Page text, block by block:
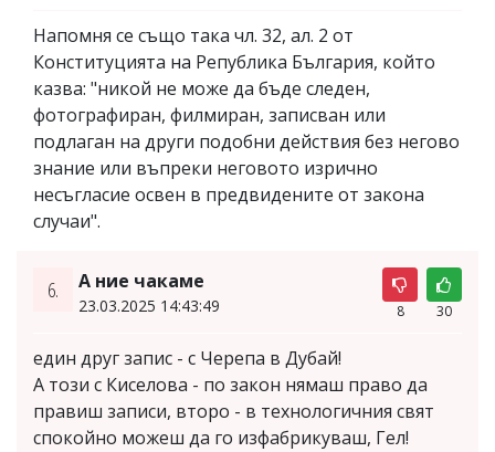
Напомня се също така чл. 32, ал. 2 от
Конституцията на Република България, който
казва: "никой не може да бъде следен,
фотографиран, филмиран, записван или
подлаган на други подобни действия без негово
знание или въпреки неговото изрично
несъгласие освен в предвидените от закона
случаи".
6. А ние чакаме
23.03.2025 14:43:49 8 30
един друг запис - с Черепа в Дубай!
А този с Киселова - по закон нямаш право да
правиш записи, второ - в технологичния свят
спокойно можеш да го изфабрикуваш, Гел!